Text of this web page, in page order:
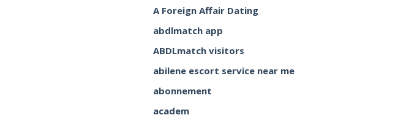
A Foreign Affair Dating
abdlmatch app
ABDLmatch visitors
abilene escort service near me
abonnement
academ